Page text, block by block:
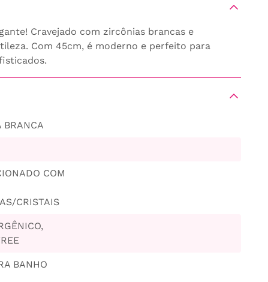
Cravejado com zircônias brancas e
Com 45cm, é moderno e perfeito para
BRANCA
COM
CRISTAIS
BANHO